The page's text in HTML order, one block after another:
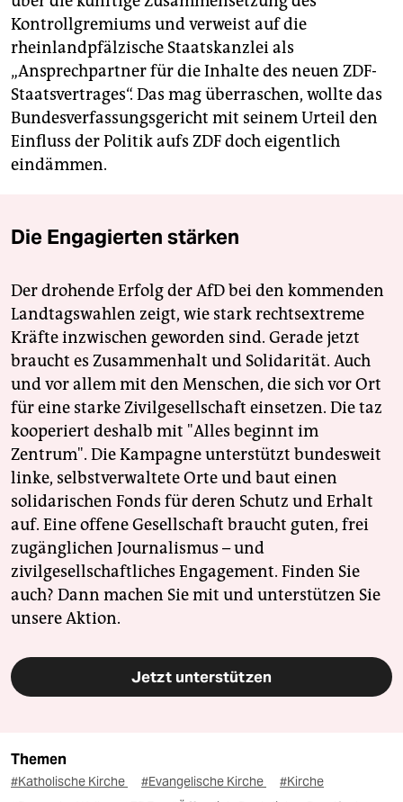
Kontrollgremiums und verweist auf die
rheinlandpfälzische Staatskanzlei als
„Ansprechpartner für die Inhalte des neuen ZDF-
Staatsvertrages“. Das mag überraschen, wollte das
Bundesverfassungsgericht mit seinem Urteil den
Einfluss der Politik aufs ZDF doch eigentlich
eindämmen.
Die Engagierten stärken
Der drohende Erfolg der AfD bei den kommenden
Landtagswahlen zeigt, wie stark rechtsextreme
Kräfte inzwischen geworden sind. Gerade jetzt
braucht es Zusammenhalt und Solidarität. Auch
und vor allem mit den Menschen, die sich vor Ort
für eine starke Zivilgesellschaft einsetzen. Die taz
kooperiert deshalb mit "Alles beginnt im
Zentrum". Die Kampagne unterstützt bundesweit
linke, selbstverwaltete Orte und baut einen
solidarischen Fonds für deren Schutz und Erhalt
auf. Eine offene Gesellschaft braucht guten, frei
zugänglichen Journalismus – und
zivilgesellschaftliches Engagement. Finden Sie
auch? Dann machen Sie mit und unterstützen Sie
unsere Aktion.
Jetzt unterstützen
Themen
#Katholische Kirche #Evangelische Kirche
#Kirche